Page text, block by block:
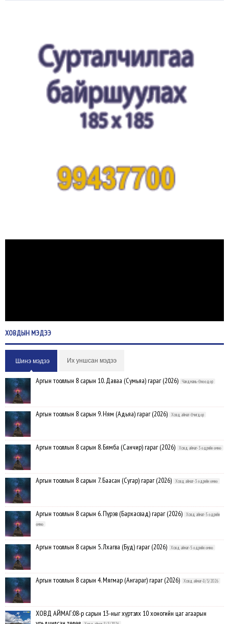
ХОВДЫНМЭДЭЭ
Шинэ мэдээ Их уншсан мэдээ
Аргын тооллын 8 сарын 10. Даваа (Сумьяа) гараг (2026) Чандмань-Өнөөдөр
Аргын тооллын 8 сарын 9. Ням (Адьяа) гараг (2026) Ховд аймаг-Өчигдөр
Аргын тооллын 8 сарын 8. Бямба (Санчир) гараг (2026) Ховд аймаг-3 өдрийн өмнө
Аргын тооллын 8 сарын 7. Баасан (Сугар) гараг (2026) Ховд аймаг-3 өдрийн өмнө
Аргын тооллын 8 сарын 6. Пүрэв (Бархасвад) гараг (2026)
Ховд аймаг-5 өдрийн
өмнө
Аргын тооллын 8 сарын 5. Лхагва (Буд) гараг (2026) Ховд аймаг-5 өдрийн өмнө
Аргын тооллын 8 сарын 4. Мягмар (Ангараг) гараг (2026) Ховд аймаг-8/3/2026
ХОВД АЙМАГ:08-р сарын 13-ныг хүртэлх 10 хоногийн цаг агаарын